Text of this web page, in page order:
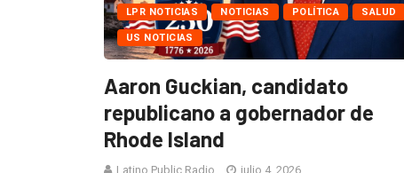
LPR NOTICIAS NOTICIAS POLÍTICA SALUD
US NOTICIAS
Aaron Guckian, candidato
republicano a gobernador de
Rhode Island
Latino Public Radio julio 4, 2026